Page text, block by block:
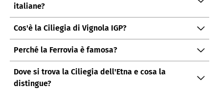
italiane?
Duroni (polpa soda, da fresco) e tenerine (più morbide,
per conserve).
Cos'è la Ciliegia di Vignola IGP?
Denominazione dell'area Modena-Bologna con molte
Perché la Ferrovia è famosa?
Varietà pugliese di grandi dimensioni, polpa croccante
e sapore dolce, molto richiesta sui mercati.
Dove si trova la Ciliegia dell'Etna e cosa la
distingue?